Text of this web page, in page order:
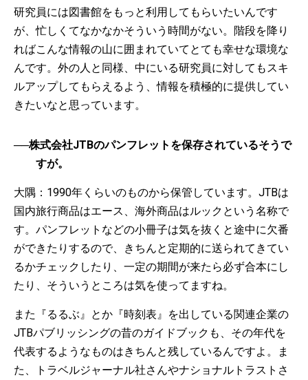
研究員には図書館をもっと利用してもらいたいんです
が、忙しくてなかなかそういう時間がない。階段を降り
ればこんな情報の山に囲まれていてとても幸せな環境な
んです。外の人と同様、中にいる研究員に対してもスキ
ルアップしてもらえるよう、情報を積極的に提供してい
きたいなと思っています。
──株式会社JTBのパンフレットを保存されているそうで
すが。
大隅：1990年くらいのものから保管しています。JTBは
国内旅行商品はエース、海外商品はルックという名称で
す。パンフレットなどの小冊子は気を抜くと途中に欠番
ができたりするので、きちんと定期的に送られてきてい
るかチェックしたり、一定の期間が来たら必ず合本にし
たり、そういうところは気を使ってますね。
また『るるぶ』とか『時刻表』を出している関連企業の
JTBパブリッシングの昔のガイドブックも、その年代を
代表するようなものはきちんと残しているんですよ。ま
た、トラベルジャーナル社さんやナショナルトラストさ